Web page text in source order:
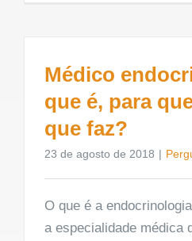
Médico
que é, para
que faz?
23 de agosto de 2018 |
O que é a
a especialidade médica